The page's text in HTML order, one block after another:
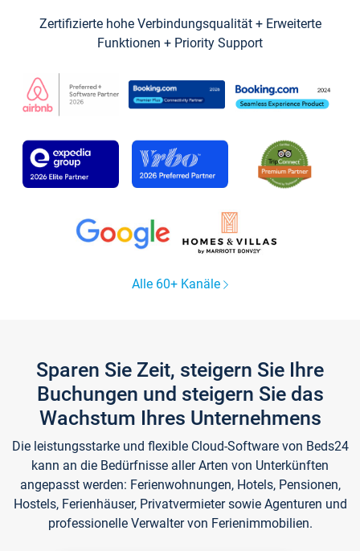
Zertifizierte hohe Verbindungsqualität + Erweiterte
Funktionen + Priority Support
Alle 60+ Kanäle
Sparen Sie Zeit, steigern Sie Ihre
Buchungen und steigern Sie das
Wachstum Ihres Unternehmens
Die leistungsstarke und flexible Cloud-Software von Beds24
kann an die Bedürfnisse aller Arten von Unterkünften
angepasst werden: Ferienwohnungen, Hotels, Pensionen,
Hostels, Ferienhäuser, Privatvermieter sowie Agenturen und
professionelle Verwalter von Ferienimmobilien.